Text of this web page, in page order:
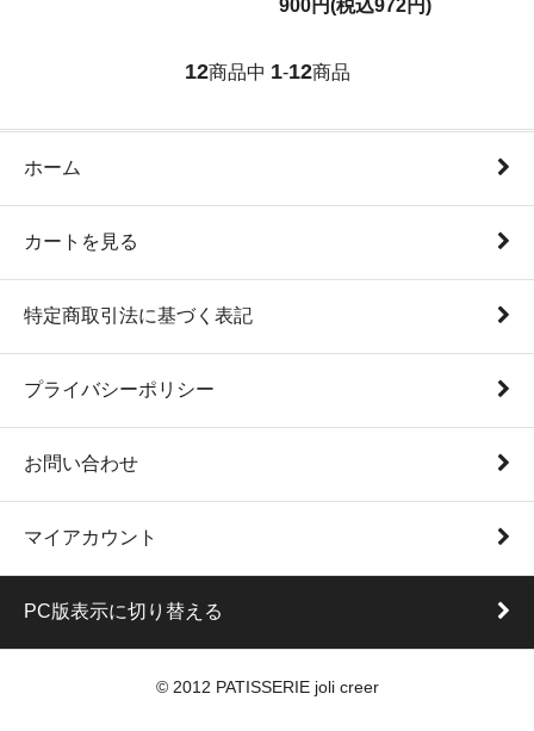
900円(税込972円)
12商品中 1-12商品
ホーム
カートを見る
特定商取引法に基づく表記
プライバシーポリシー
お問い合わせ
マイアカウント
PC版表示に切り替える
© 2012 PATISSERIE joli creer